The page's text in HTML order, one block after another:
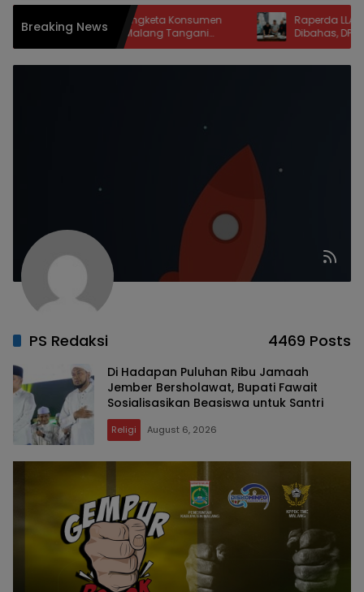
Breaking News
Perdana Sengketa Konsumen
BPSK Kota Malang Tangani
Kriswanto vs Toko Emas Majusari
Raperda LLAJ Kota
Dibahas, DPRD Tambah
dan Delapan Catatan
PS Redaksi 4469 Posts
Di Hadapan Puluhan Ribu Jamaah
Jember Bersholawat, Bupati Fawait
Sosialisasikan Beasiswa untuk Santri
Religi August 6, 2026